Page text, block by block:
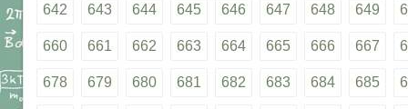
642 643 644 645 646 647 648 649
660 661 662 663 664 665 666 667
678 679 680 681 682 683 684 685